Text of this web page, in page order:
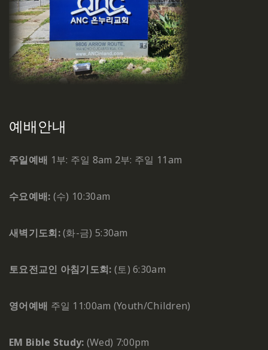
예배안내
주일예배 1부: 주일 8am 2부: 주일 11am
수요예배: (수) 10:30am
새벽기도회:(화-금) 5:30am
토요전교인 아침기도회: (토) 6:30am
영어예배 주일 11:00am (Youth/Children)
EM Bible Study: (Wed) 7:00pm